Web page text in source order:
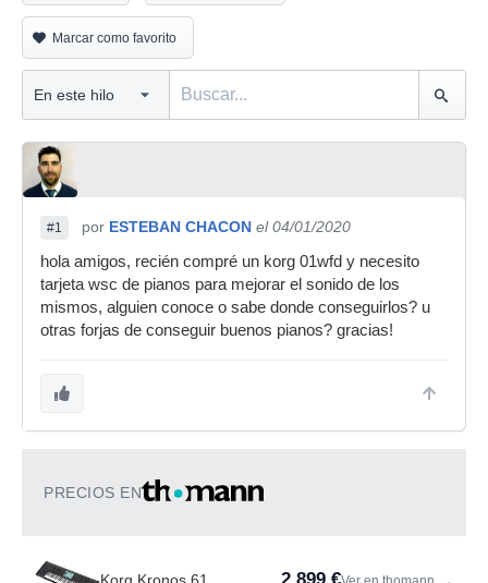
Marcar como favorito
#1 por ESTEBAN CHACON el 04/01/2020
hola amigos, recién compré un korg 01wfd y necesito
tarjeta wsc de pianos para mejorar el sonido de los
mismos, alguien conoce o sabe donde conseguirlos? u
otras forjas de conseguir buenos pianos? gracias!
PRECIOS EN